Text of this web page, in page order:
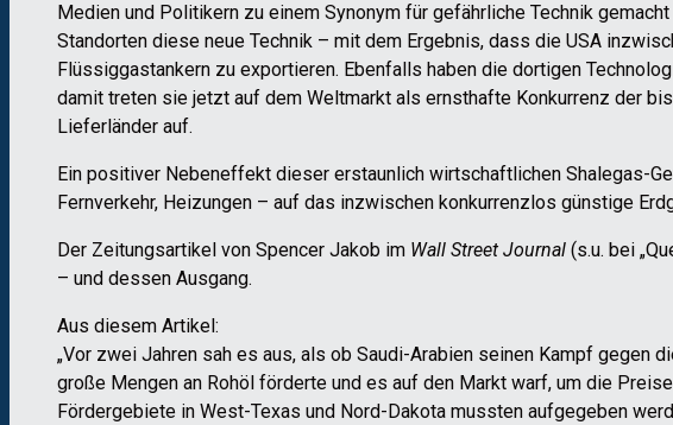
Medien und Politikern zu einem Synonym für gefährliche Technik
Standorten diese neue Technik – mit dem Ergebnis, dass die USA
Flüssiggastankern zu exportieren. Ebenfalls haben die dortigen
damit treten sie jetzt auf dem Weltmarkt als ernsthafte Konkurrenz der
Lieferländer auf.
Ein positiver Nebeneffekt dieser erstaunlich wirtschaftlichen Shalegas-
Fernverkehr, Heizungen – auf das inzwischen konkurrenzlos günstige
Der Zeitungsartikel von Spencer Jakob im Wall Street Journal (s.u. bei
– und dessen Ausgang.
Aus diesem Artikel:
„Vor zwei Jahren sah es aus, als ob Saudi-Arabien seinen Kampf gegen
große Mengen an Rohöl förderte und es auf den Markt warf, um die
Fördergebiete in West-Texas und Nord-Dakota mussten aufgegeben